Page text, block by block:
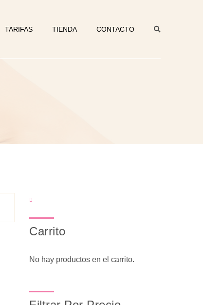
TARIFAS TIENDA CONTACTO
Carrito
No hay productos en el carrito.